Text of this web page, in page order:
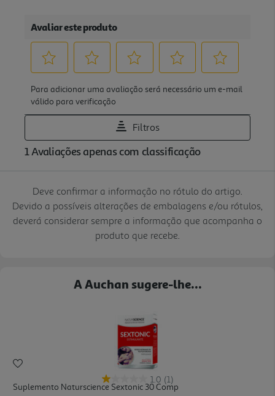
Deve confirmar a informação no rótulo do artigo.
Devido a possíveis alterações de embalagens e/ou rótulos,
deverá considerar sempre a informação que acompanha o
produto que recebe.
A Auchan sugere-lhe...
1.0 (1)
Suplemento Naturscience Sextonic 30 Comp